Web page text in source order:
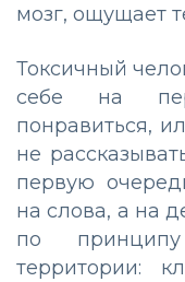
мозг, ощущает
Токсичный
себе на
понравиться,
не
первую
на слова, а на
по
территории: